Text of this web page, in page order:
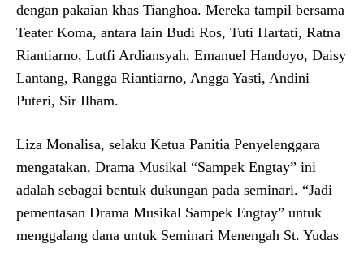
dengan pakaian khas Tianghoa. Mereka tampil bersama
Teater Koma, antara lain Budi Ros, Tuti Hartati, Ratna
Riantiarno, Lutfi Ardiansyah, Emanuel Handoyo, Daisy
Lantang, Rangga Riantiarno, Angga Yasti, Andini
Puteri, Sir Ilham.
Liza Monalisa, selaku Ketua Panitia Penyelenggara
mengatakan, Drama Musikal “Sampek Engtay” ini
adalah sebagai bentuk dukungan pada seminari. “Jadi
pementasan Drama Musikal Sampek Engtay” untuk
menggalang dana untuk Seminari Menengah St. Yudas